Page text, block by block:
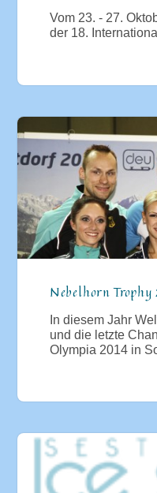
Vom 23. - 27.
der 18.
Nebelhorn Trophy
In diesem Jahr
und die letzte
Olympia 2014 in